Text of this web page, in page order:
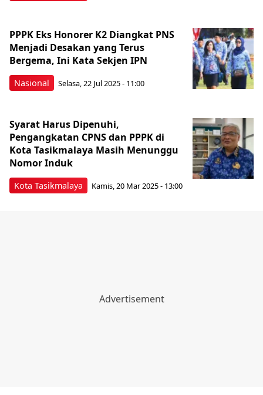
Nasional
PPPK Eks Honorer K2 Diangkat PNS
Menjadi Desakan yang Terus
Bergema, Ini Kata Sekjen IPN
Selasa, 22 Jul 2025 - 11:00
Kota Tasikmalaya
Syarat Harus Dipenuhi,
Pengangkatan CPNS dan PPPK di
Kota Tasikmalaya Masih Menunggu
Nomor Induk
Kamis, 20 Mar 2025 - 13:00